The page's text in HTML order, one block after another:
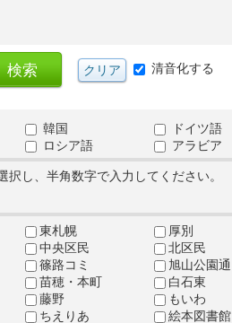
清音化する
韓国 ドイツ語
ロシア語
アラビア
し、半角数字で入力してください。
東札幌 厚別
中央区民 北区民
篠路コミ 旭山公園通
苗穂・本町 白石東
藤野 もいわ
ちえりあ 絵本図書館